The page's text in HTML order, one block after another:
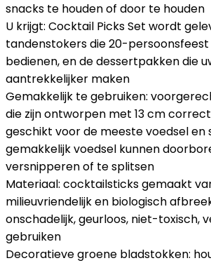
snacks te houden of door te houden
U krijgt: Cocktail Picks Set wordt
tandenstokers die 20-
bedienen, en de dessertpakken die
aantrekkelijker maken
Gemakkelijk te gebruiken:
die zijn ontworpen met 13 cm
geschikt voor de meeste voedsel en
gemakkelijk voedsel kunnen
versnipperen of te splitsen
Materiaal: cocktailsticks gemaakt
milieuvriendelijk en biologisch
onschadelijk, geurloos, niet-toxisch,
gebruiken
Decoratieve groene bladstokken: